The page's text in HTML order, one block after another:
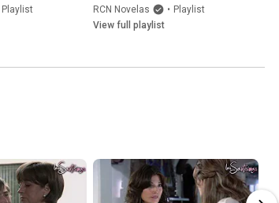
Playlist
RCN Novelas • Playlist
View full playlist